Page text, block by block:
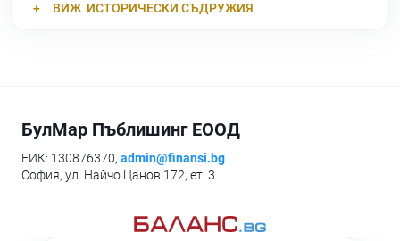
ВИЖ ИСТОРИЧЕСКИ СЪДРУЖИЯ
БулМар Пъблишинг ЕООД
ЕИК: 130876370, admin@finansi.bg
София, ул. Найчо Цанов 172, ет. 3